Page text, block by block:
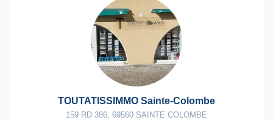
TOUTATISSIMMO Sainte-Colombe
159 RD 386 69560 SAINTE COLOMBE